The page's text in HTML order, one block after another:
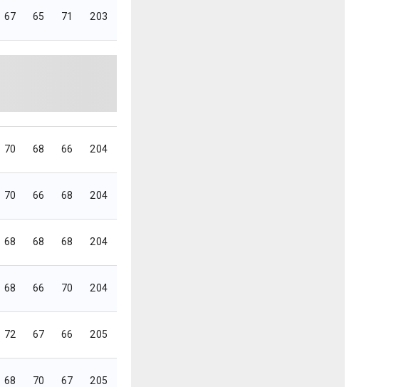
67 65 71 203
70 68 66 204
70 66 68 204
68 68 68 204
68 66 70 204
72 67 66 205
68 70 67 205